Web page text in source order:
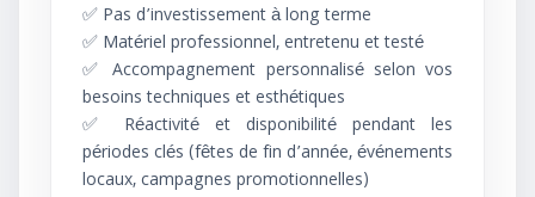
✅ Pas d’investissement à long terme
✅ Matériel professionnel, entretenu et testé
✅ Accompagnement personnalisé selon vos
besoins techniques et esthétiques
✅ Réactivité et disponibilité pendant les
périodes clés (fêtes de fin d’année, événements
locaux, campagnes promotionnelles)